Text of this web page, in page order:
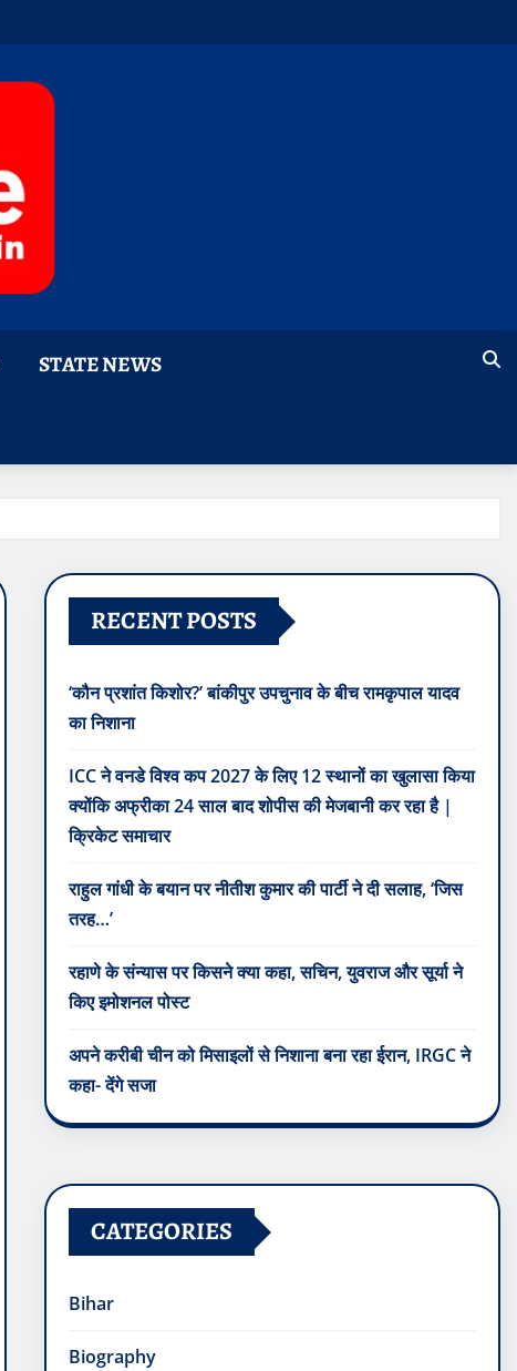
STATE NEWS
RECENT POSTS
‘कौन प्रशांत किशोर?’ बांकीपुर उपचुनाव के बीच रामकृपाल यादव
का निशाना
ICC ने वनडे विश्व कप 2027 के लिए 12 स्थानों का खुलासा किया
क्योंकि अफ्रीका 24 साल बाद शोपीस की मेजबानी कर रहा है |
क्रिकेट समाचार
राहुल गांधी के बयान पर नीतीश कुमार की पार्टी ने दी सलाह, ‘जिस
तरह…’
रहाणे के संन्यास पर किसने क्या कहा, सचिन, युवराज और सूर्या ने
किए इमोशनल पोस्ट
अपने करीबी चीन को मिसाइलों से निशाना बना रहा ईरान, IRGC ने
कहा- देंगे सजा
CATEGORIES
Bihar
Biography